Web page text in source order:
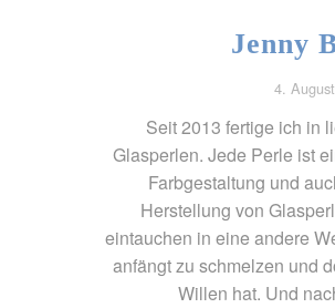
Jenny
4.
Seit 2013 fertige ich in
Glasperlen. Jede Perle ist
Farbgestaltung und
Herstellung von
eintauchen in eine andere
anfängt zu schmelzen und
Willen hat. Und